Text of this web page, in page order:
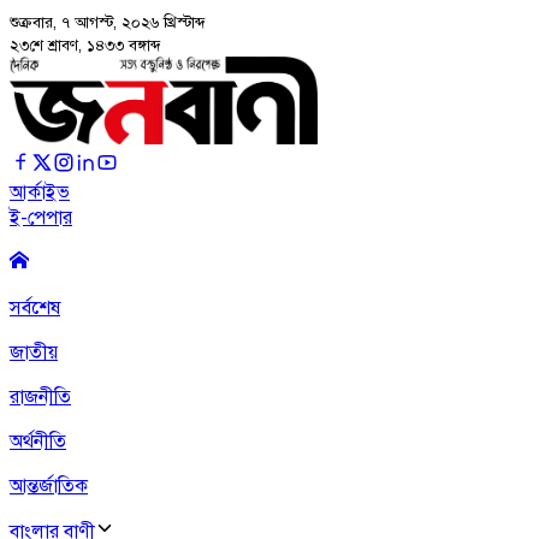
শুক্রবার, ৭ আগস্ট, ২০২৬ খ্রিস্টাব্দ
২৩শে শ্রাবণ, ১৪৩৩ বঙ্গাব্দ
আর্কাইভ
ই-পেপার
সর্বশেষ
জাতীয়
রাজনীতি
অর্থনীতি
আন্তর্জাতিক
বাংলার বাণী